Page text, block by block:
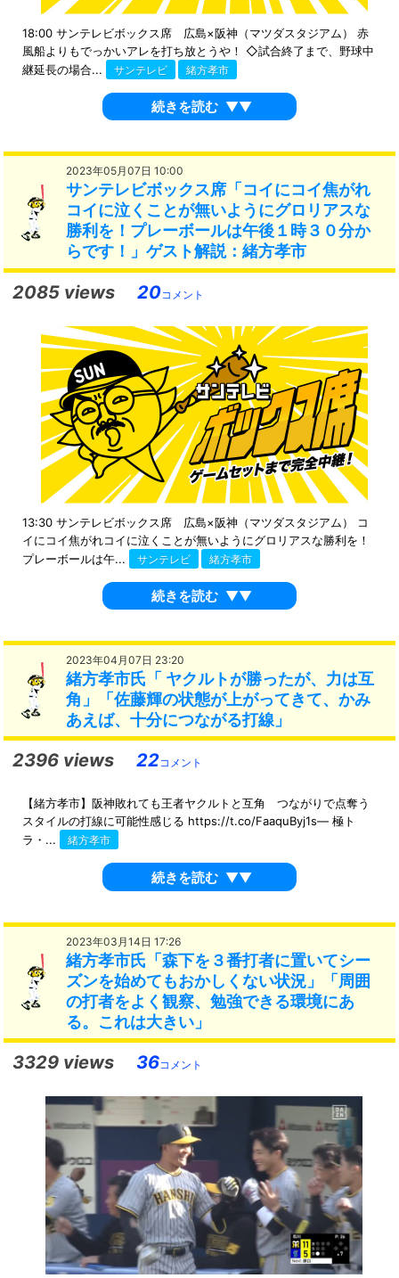
18:00 サンテレビボックス席 広島×阪神（マツダスタジアム） 赤
風船よりもでっかいアレを打ち放とうや！ ◇試合終了まで、野球中
継延長の場合...
サンテレビ 緒方孝市
続きを読む ▼▼
2023年05月07日 10:00
サンテレビボックス席「コイにコイ焦がれ
コイに泣くことが無いようにグロリアスな
勝利を！プレーボールは午後１時３０分か
らです！」ゲスト解説：緒方孝市
2085 views 20コメント
13:30 サンテレビボックス席 広島×阪神（マツダスタジアム） コ
イにコイ焦がれコイに泣くことが無いようにグロリアスな勝利を！
プレーボールは午...
サンテレビ 緒方孝市
続きを読む ▼▼
2023年04月07日 23:20
緒方孝市氏「 ヤクルトが勝ったが、力は互
角」「佐藤輝の状態が上がってきて、かみ
あえば、十分につながる打線」
2396 views 22コメント
【緒方孝市】阪神敗れても王者ヤクルトと互角 つながりで点奪う
スタイルの打線に可能性感じる https://t.co/FaaquByj1s— 極ト
ラ・...
緒方孝市
続きを読む ▼▼
2023年03月14日 17:26
緒方孝市氏「森下を３番打者に置いてシー
ズンを始めてもおかしくない状況」「周囲
の打者をよく観察、勉強できる環境にあ
る。これは大きい」
3329 views 36コメント